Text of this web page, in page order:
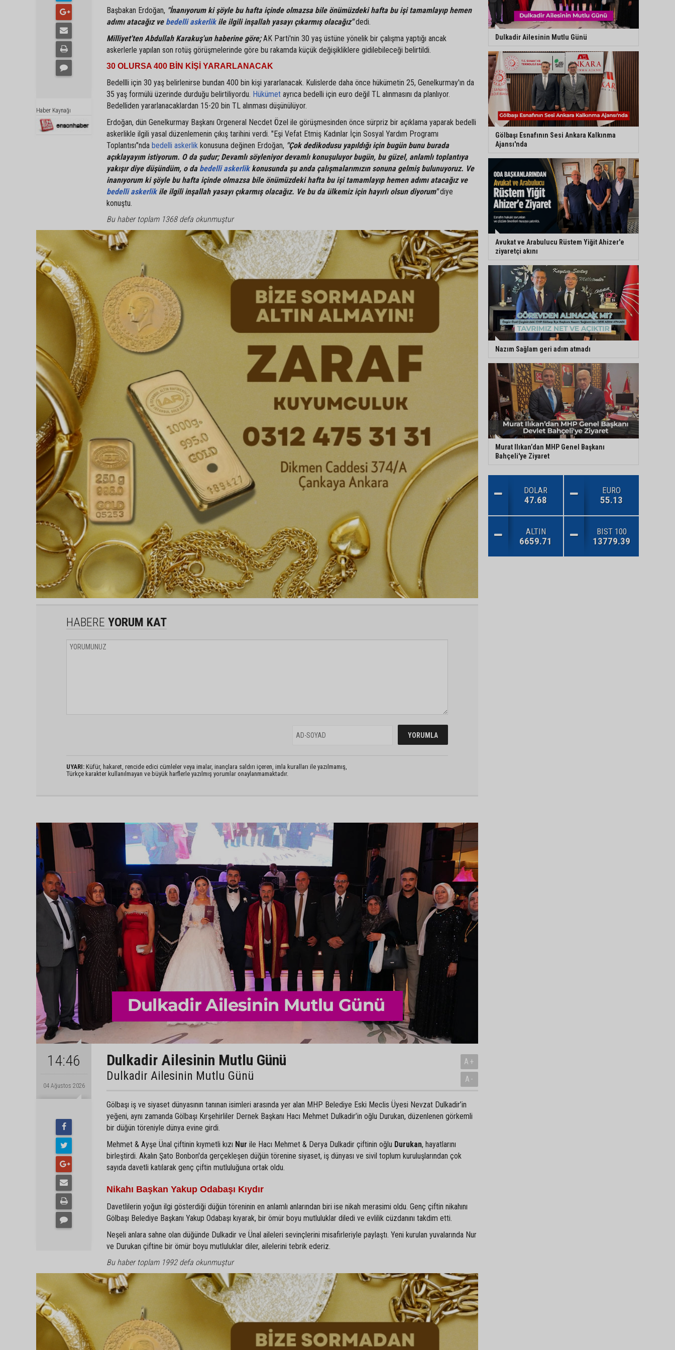
Haber Kaynağı
Başbakan Erdoğan, "İnanıyorum ki şöyle bu hafta içinde olmazsa bile önümüzdeki hafta bu işi tamamlayıp hemen
adımı atacağız ve bedelli askerlikile ilgili inşallah yasayı çıkarmış olacağız"dedi.
Milliyet'ten Abdullah Karakuş'un haberine göre;AK Parti'nin 30 yaş üstüne yönelik bir çalışma yaptığı ancak
askerlerle yapılan son rotüş görüşmelerinde göre bu rakamda küçük değişikliklere gidilebileceği belirtildi.
30 OLURSA 400 BİN KİŞİ YARARLANACAK
Bedellli için 30 yaş belirlenirse bundan 400 bin kişi yararlanacak. Kulislerde daha önce hükümetin 25, Genelkurmay'ın da
35 yaş formülü üzerinde durduğu belirtiliyordu. Hükümet ayrıca bedelli için euro değil TL alınmasını da planlıyor.
Bedelliden yararlanacaklardan 15-20 bin TL alınması düşünülüyor.
Erdoğan, dün Genelkurmay Başkanı Orgeneral Necdet Özel ile görüşmesinden önce sürpriz bir açıklama yaparak bedelli
askerlikle ilgili yasal düzenlemenin çıkış tarihini verdi. "Eşi Vefat Etmiş Kadınlar İçin Sosyal Yardım Programı
Toplantısı"nda bedelli askerlik konusuna değinen Erdoğan, "Çok dedikodusu yapıldığı için bugün bunu burada
açıklayayım istiyorum. O da şudur; Devamlı söyleniyor devamlı konuşuluyor bugün, bu güzel, anlamlı toplantıya
yakışır diye düşündüm, o da bedelli askerlikkonusunda şu anda çalışmalarımızın sonuna gelmiş bulunuyoruz. Ve
inanıyorum ki şöyle bu hafta içinde olmazsa bile önümüzdeki hafta bu işi tamamlayıp hemen adımı atacağız ve
bedelli askerlikile ilgili inşallah yasayı çıkarmış olacağız. Ve bu da ülkemiz için hayırlı olsun diyorum"diye
konuştu.
Bu haber toplam 1368 defa okunmuştur
HABERE YORUM KAT
UYARI: Küfür, hakaret, rencide edici cümleler veya imalar, inançlara saldırı içeren, imla kuralları ile yazılmamış,
Türkçe karakter kullanılmayan ve büyük harflerle yazılmış yorumlar onaylanmamaktadır.
14:46
04 Ağustos 2026
Dulkadir Ailesinin Mutlu Günü
Dulkadir Ailesinin Mutlu Günü
A+
A-
Gölbaşı iş ve siyaset dünyasının tanınan isimleri arasında yer alan MHP Belediye Eski Meclis Üyesi Nevzat Dulkadir’in
yeğeni, aynı zamanda Gölbaşı Kırşehirliler Dernek Başkanı Hacı Mehmet Dulkadir’in oğlu Durukan, düzenlenen görkemli
bir düğün töreniyle dünya evine girdi.
Mehmet & Ayşe Ünal çiftinin kıymetli kızı Nur ile Hacı Mehmet & Derya Dulkadir çiftinin oğlu Durukan, hayatlarını
birleştirdi. Akalın Şato Bonbon'da gerçekleşen düğün törenine siyaset, iş dünyası ve sivil toplum kuruluşlarından çok
sayıda davetli katılarak genç çiftin mutluluğuna ortak oldu.
Nikahı Başkan Yakup Odabaşı Kıydır
Davetlilerin yoğun ilgi gösterdiği düğün töreninin en anlamlı anlarından biri ise nikah merasimi oldu. Genç çiftin nikahını
Gölbaşı Belediye Başkanı Yakup Odabaşı kıyarak, bir ömür boyu mutluluklar diledi ve evlilik cüzdanını takdim etti.
Neşeli anlara sahne olan düğünde Dulkadir ve Ünal aileleri sevinçlerini misafirleriyle paylaştı. Yeni kurulan yuvalarında Nur
ve Durukan çiftine bir ömür boyu mutluluklar diler, ailelerini tebrik ederiz.
Bu haber toplam 1992 defa okunmuştur
Dulkadir Ailesinin Mutlu Günü
Gölbaşı Esnafının Sesi Ankara Kalkınma
Ajansı'nda
Avukat ve Arabulucu Rüstem Yiğit Ahizer'e
ziyaretçi akını
Nazım Sağlam geri adım atmadı
Murat Ilıkan’dan MHP Genel Başkanı
Bahçeli'ye Ziyaret
DOLAR
47.68
EURO
55.13
ALTIN
6659.71
BIST 100
13779.39